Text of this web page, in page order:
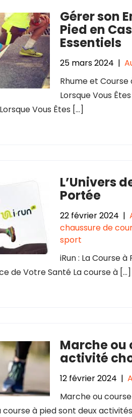
Gérer son
Pied en
Essentiels
25 mars 2024 |
Rhume et
Lorsque Vous
Vous Êtes […]
L’Univers
Portée
22 février 2024 |
chaussure de
sport
iRun : La Course
de Votre Santé La course à […]
Marche ou
activité
12 février 2024 |
Marche ou
à pied sont deux